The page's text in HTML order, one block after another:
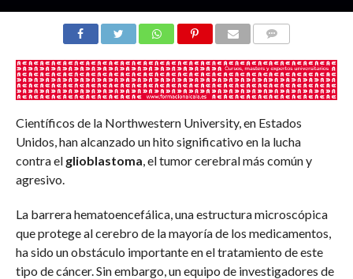
Científicos de la Northwestern University, en Estados
Unidos, han alcanzado un hito significativo en la lucha
contra el glioblastoma , el tumor cerebral más común y
agresivo.
La barrera hematoencefálica, una estructura microscópica
que protege al cerebro de la mayoría de los medicamentos,
ha sido un obstáculo importante en el tratamiento de este
tipo de cáncer. Sin embargo, un equipo de investigadores de